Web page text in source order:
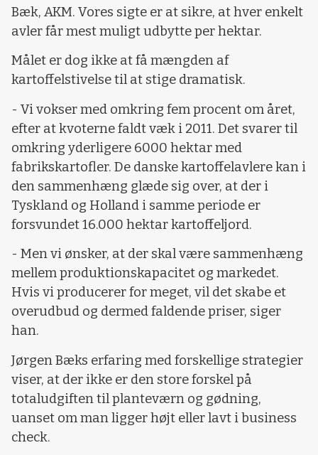
Bæk, AKM. Vores sigte er at sikre, at hver enkelt
avler får mest muligt udbytte per hektar.
Målet er dog ikke at få mængden af
kartoffelstivelse til at stige dramatisk.
- Vi vokser med omkring fem procent om året,
efter at kvoterne faldt væk i 2011. Det svarer til
omkring yderligere 6000 hektar med
fabrikskartofler. De danske kartoffelavlere kan i
den sammenhæng glæde sig over, at der i
Tyskland og Holland i samme periode er
forsvundet 16.000 hektar kartoffeljord.
- Men vi ønsker, at der skal være sammenhæng
mellem produktionskapacitet og markedet.
Hvis vi producerer for meget, vil det skabe et
overudbud og dermed faldende priser, siger
han.
Jørgen Bæks erfaring med forskellige strategier
viser, at der ikke er den store forskel på
totaludgiften til planteværn og gødning,
uanset om man ligger højt eller lavt i business
check.